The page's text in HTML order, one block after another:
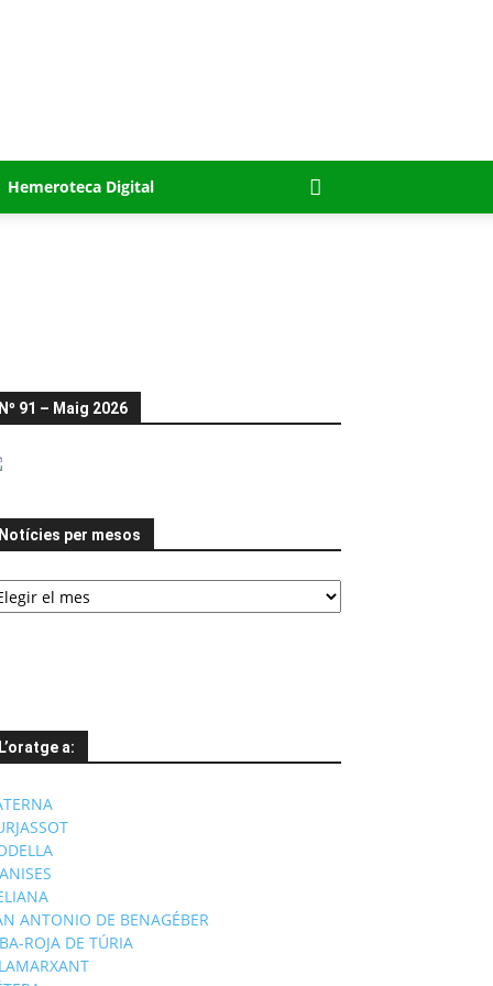
Hemeroteca Digital
Nº 91 – Maig 2026
Notícies per mesos
L’oratge a:
ANTONIO DE BENAGÉBER
ROJA DE TÚRIA